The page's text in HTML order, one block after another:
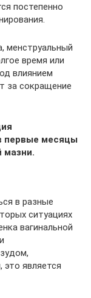
постепенно
менструальный
время или
влиянием
за сокращение
первые месяцы
мазни.
в разные
ситуациях
вагинальной
это является